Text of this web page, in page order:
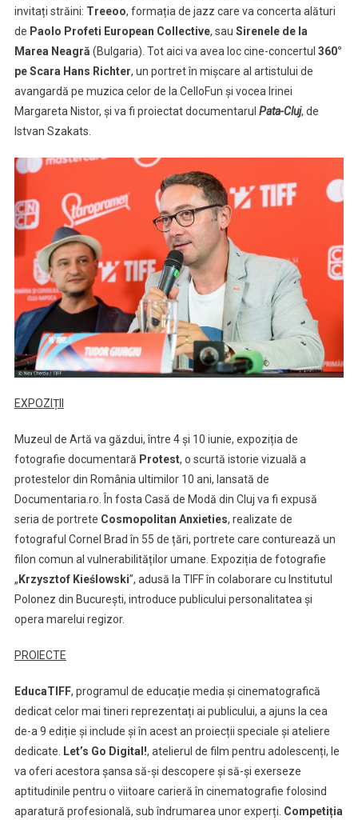
invitați străini: Treeoo, formația de jazz care va concerta alături
de Paolo Profeti European Collective, sau Sirenele de la
Marea Neagră (Bulgaria). Tot aici va avea loc cine-concertul 360°
pe Scara Hans Richter, un portret în mișcare al artistului de
avangardă pe muzica celor de la CelloFun și vocea Irinei
Margareta Nistor, și va fi proiectat documentarul Pata-Cluj, de
Istvan Szakats.
EXPOZIȚII
Muzeul de Artă va găzdui, între 4 și 10 iunie, expoziția de
fotografie documentară Protest, o scurtă istorie vizuală a
protestelor din România ultimilor 10 ani, lansată de
Documentaria.ro. În fosta Casă de Modă din Cluj va fi expusă
seria de portrete Cosmopolitan Anxieties, realizate de
fotograful Cornel Brad în 55 de țări, portrete care conturează un
filon comun al vulnerabilităților umane. Expoziția de fotografie
„ Krzysztof Kieślowski”, adusă la TIFF în colaborare cu Institutul
Polonez din București, introduce publicului personalitatea și
opera marelui regizor.
PROIECTE
EducaTIFF, programul de educație media și cinematografică
dedicat celor mai tineri reprezentați ai publicului, a ajuns la cea
de-a 9 ediție și include și în acest an proiecții speciale și ateliere
dedicate.
Let’s Go Digital!, atelierul de film pentru adolescenți, le
va oferi acestora șansa să-și descopere și să-și exerseze
aptitudinile pentru o viitoare carieră în cinematografie folosind
aparatură profesională, sub îndrumarea unor experți. Competiția